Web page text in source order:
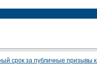
срок за публичные призывы